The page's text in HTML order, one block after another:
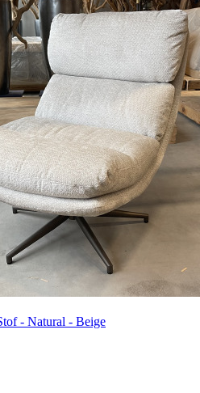
- Natural - Beige